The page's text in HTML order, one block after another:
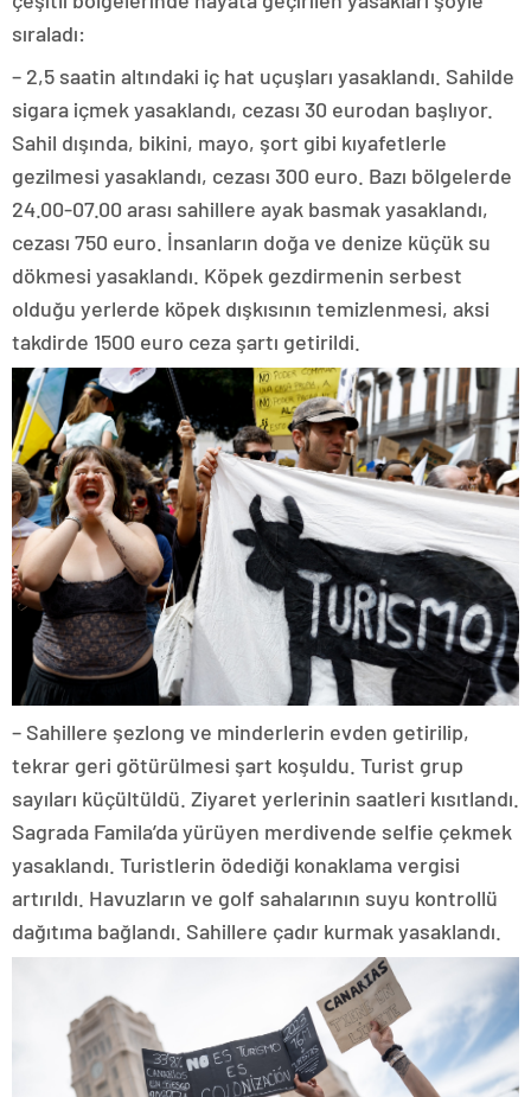
sıraladı:
– 2,5 saatin altındaki iç hat uçuşları yasaklandı. Sahilde
sigara içmek yasaklandı, cezası 30 eurodan başlıyor.
Sahil dışında, bikini, mayo, şort gibi kıyafetlerle
gezilmesi yasaklandı, cezası 300 euro. Bazı bölgelerde
24.00-07.00 arası sahillere ayak basmak yasaklandı,
cezası 750 euro. İnsanların doğa ve denize küçük su
dökmesi yasaklandı. Köpek gezdirmenin serbest
olduğu yerlerde köpek dışkısının temizlenmesi, aksi
takdirde 1500 euro ceza şartı getirildi.
– Sahillere şezlong ve minderlerin evden getirilip,
tekrar geri götürülmesi şart koşuldu. Turist grup
sayıları küçültüldü. Ziyaret yerlerinin saatleri kısıtlandı.
Sagrada Famila’da yürüyen merdivende selfie çekmek
yasaklandı. Turistlerin ödediği konaklama vergisi
artırıldı. Havuzların ve golf sahalarının suyu kontrollü
dağıtıma bağlandı. Sahillere çadır kurmak yasaklandı.